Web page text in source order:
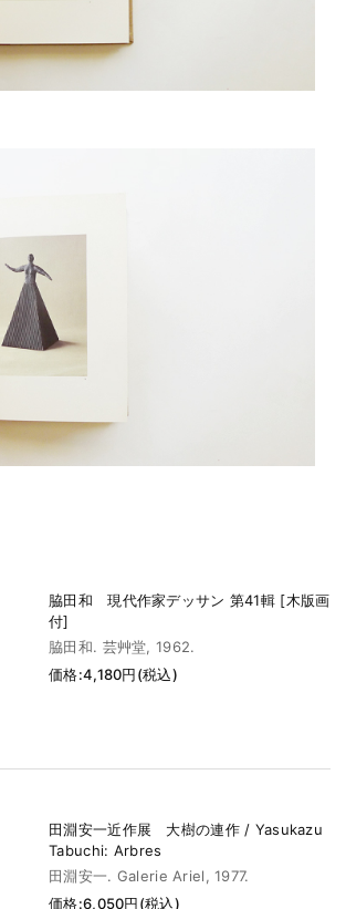
脇田和 現代作家デッサン 第41輯 [木版画
付]
脇田和. 芸艸堂, 1962.
価格:4,180円(税込)
田淵安一近作展 大樹の連作 / Yasukazu
Tabuchi: Arbres
田淵安一. Galerie Ariel, 1977.
価格:6,050円(税込)